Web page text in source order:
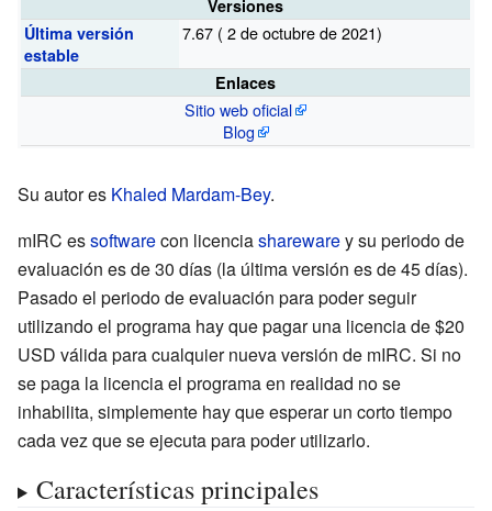
Versiones
Última versión
estable
7.67 ( 2 de octubre de 2021)
Enlaces
Sitio web oficial
Blog
Su autor es Khaled Mardam-Bey.
mIRC essoftwarecon licenciasharewarey su periodo de
evaluación es de 30 días (la última versión es de 45 días).
Pasado el periodo de evaluación para poder seguir
utilizando el programa hay que pagar una licencia de $20
USD válida para cualquier nueva versión de mIRC. Si no
se paga la licencia el programa en realidad no se
inhabilita, simplemente hay que esperar un corto tiempo
cada vez que se ejecuta para poder utilizarlo.
Características principales